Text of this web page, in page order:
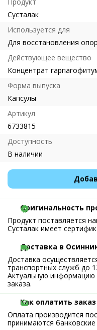
Сусталак
Используется для
Для восстановления
Действующее вещество
Концентрат
Форма выпуска
Капсулы
Артикул
6733815
Доступность
В наличии
Оригинальность
Продукт поставляется
Сусталак имеет
Доставка в
Доставка
транспортных служб до
Актуальную информацию
заказа.
Как оплатить заказ
Оплата производится
принимаются